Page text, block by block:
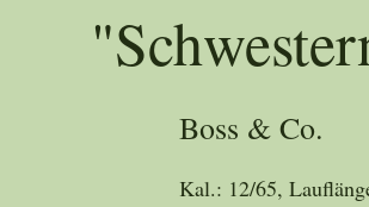
Boss & Co.
Kal.: 12/65,